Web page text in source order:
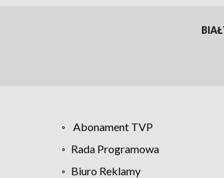
Abonament TVP
Rada Programowa
Biuro Reklamy